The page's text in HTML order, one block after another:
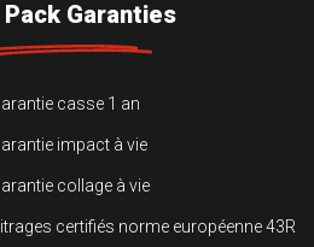
Pack Garanties
casse 1 an
impact à vie
collage à vie
certifiés norme européenne 43R